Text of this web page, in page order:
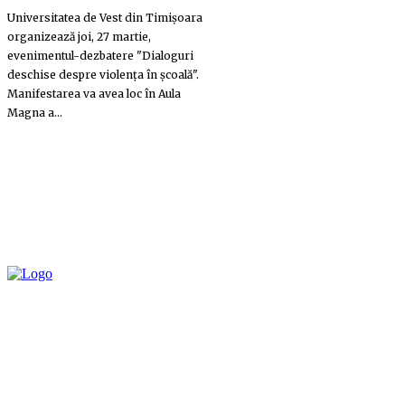
Universitatea de Vest din Timișoara
organizează joi, 27 martie,
evenimentul-dezbatere "Dialoguri
deschise despre violența în școală".
Manifestarea va avea loc în Aula
Magna a...